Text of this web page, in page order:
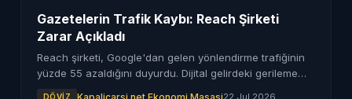
Gazetelerin Trafik Kaybı: Reach Şirketi
Zarar Açıkladı
Reach şirketi, Google'dan gelen yönlendirme trafiğinin
yüzde 55 azaldığını duyurdu. Dijital gelirdeki gerileme
DÖVIZ Kapalicarsi.net Ekonomi Masasi22 Jul 2026